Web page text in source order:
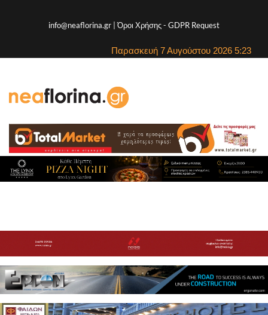
info@neaflorina.gr |Όροι Χρήσης- GDPR Request
Παρασκευή 7 Αυγούστου 2026 5:23